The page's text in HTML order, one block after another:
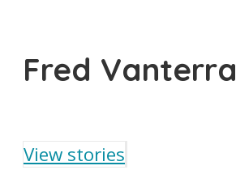
Fred Vanterra
View stories